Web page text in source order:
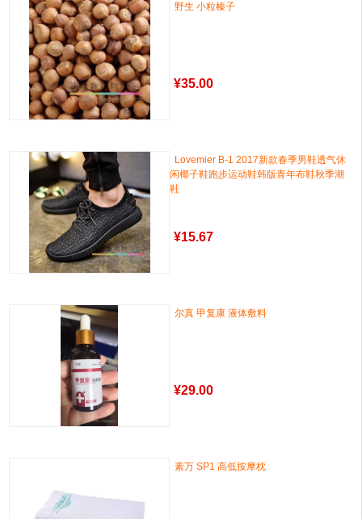
野生 小粒榛子
¥35.00
Lovemier B-1 2017新款春季男鞋透气休
闲椰子鞋跑步运动鞋韩版青年布鞋秋季潮
鞋
¥15.67
尔真 甲复康 液体敷料
¥29.00
素万 SP1 高低按摩枕